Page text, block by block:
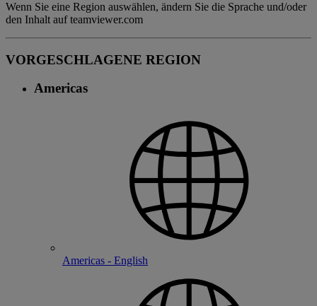
Wenn Sie eine Region auswählen, ändern Sie die Sprache und/oder
den Inhalt auf teamviewer.com
VORGESCHLAGENE REGION
Americas
Americas - English